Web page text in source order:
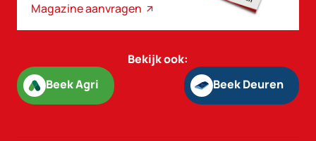
Magazine aanvragen
Bekijk ook:
Beek Agri
Beek Deuren